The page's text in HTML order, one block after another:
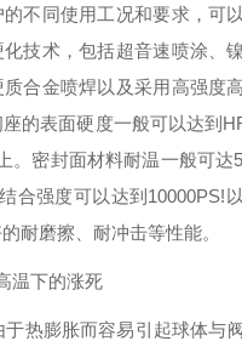
不同使用工况和要求，可
技术，包括超音速喷涂、
合金喷焊以及采用高强度
的表面硬度一般可以达到
。密封面材料耐温一般可达
合强度可以达到10000PS!
耐磨擦、耐冲击等性能。
温下的涨死
热膨胀而容易引起球体与